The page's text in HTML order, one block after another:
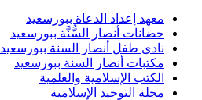
معهد إعداد الدعاة ببورسعيد
حضانات أنصار السُّنَّة ببورسعيد
نادي طفل أنصار السنة ببورسعيد
مكتبات أنصار السنة ببورسعيد
الكتب الإسلامية والعلمية
مجلة التوحيد الإسلامية